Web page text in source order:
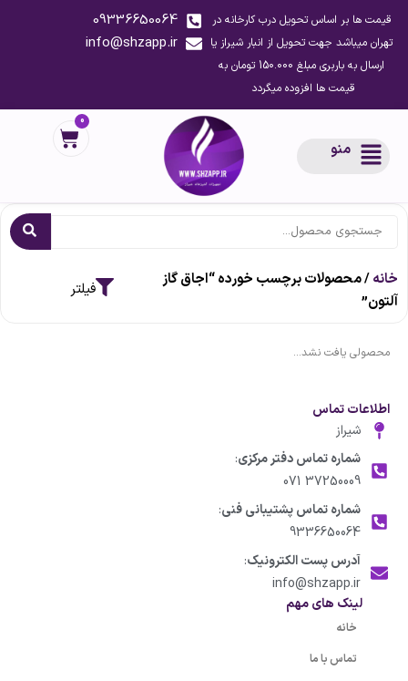
قیمت ها بر اساس تحویل درب کارخانه در
تهران میباشد جهت تحویل از انبار شیراز یا
ارسال به باربری مبلغ 150.000 تومان به
قیمت ها افزوده میگردد
09336650064
info@shzapp.ir
منو
0
خانه/ محصولات برچسب خورده “اجاق گاز
آلتون”
محصولی یافت نشد...
اطلاعات تماس
شیراز
شماره تماس دفتر مرکزی:
37250009 071
شماره تماس پشتیبانی فنی:
9336650064
آدرس پست الکترونیک:
info@shzapp.ir
لینک های مهم
خانه
تماس با ما